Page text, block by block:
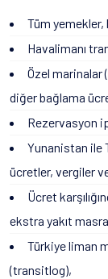
Tüm
Havalimanı
Özel marinalar
diğer bağlama
Rezervasyon
Yunanistan ile
ücretler, vergiler
Ücret
ekstra yakıt
Türkiye liman
(transitlog),